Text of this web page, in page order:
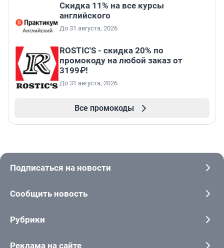
Скидка 11% на все курсы
английского
До 31 августа, 2026
ROSTIC'S - скидка 20% по
промокоду на любой заказ от
3199₽!
До 31 августа, 2026
Все промокоды
Подписаться на новости
Сообщить новость
Рубрики
Реклама на сайте